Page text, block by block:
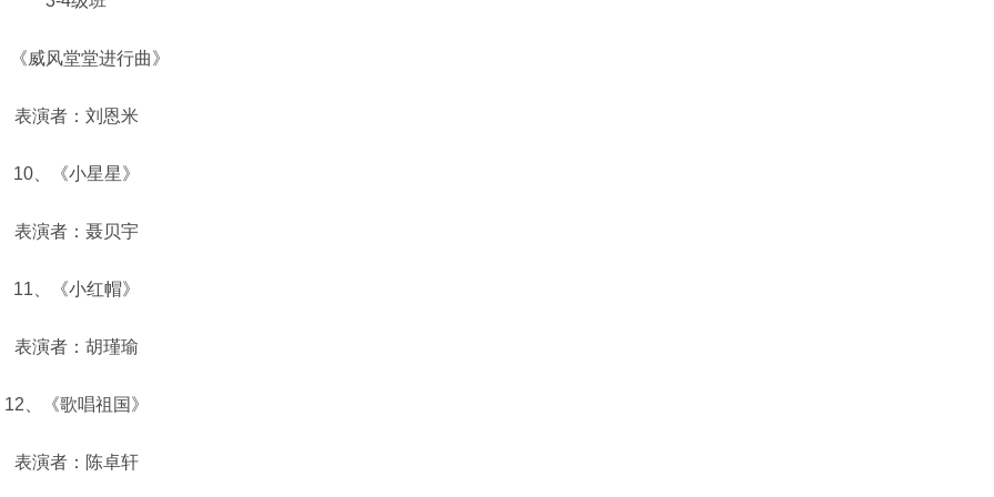
威风堂堂进行曲》
演者：刘恩米
、《小星星》
演者：聂贝宇
、《小红帽》
演者：胡瑾瑜
《歌唱祖国》
演者：陈卓轩